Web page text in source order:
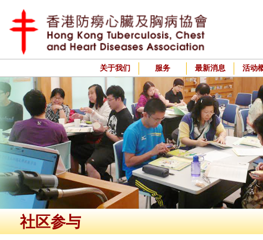
关于我们 服务 最新消息 活动
社区参与